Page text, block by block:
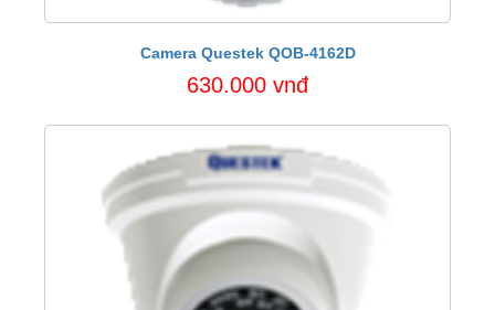
Camera Questek QOB-4162D
630.000 vnđ